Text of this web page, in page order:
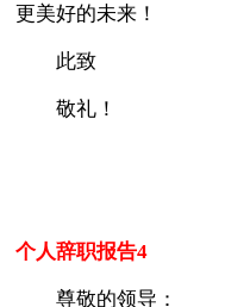
更美好的未来！
此致
敬礼！
个人辞职报告4
尊敬的领导：